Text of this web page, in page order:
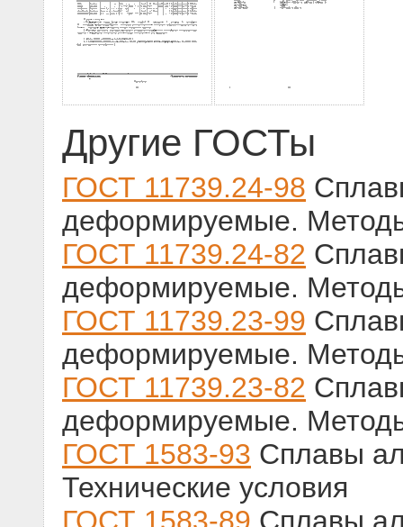
Другие ГОСТы
ГОСТ 11739.24-98
деформируемые.
ГОСТ 11739.24-82
деформируемые.
ГОСТ 11739.23-99
деформируемые.
ГОСТ 11739.23-82
деформируемые.
ГОСТ 1583-93 Сплавы
Технические условия